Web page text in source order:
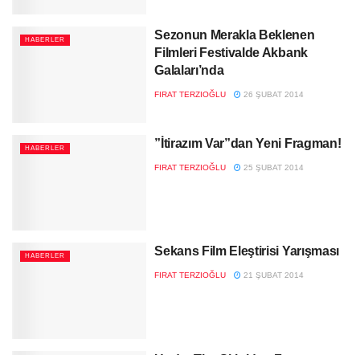
HABERLER
Sezonun Merakla Beklenen
Filmleri Festivalde Akbank
Galaları’nda
FIRAT TERZIOĞLU 26 ŞUBAT 2014
HABERLER ”İtirazım Var”dan Yeni Fragman!
FIRAT TERZIOĞLU 25 ŞUBAT 2014
HABERLER Sekans Film Eleştirisi Yarışması
FIRAT TERZIOĞLU 21 ŞUBAT 2014